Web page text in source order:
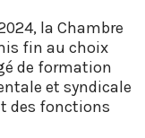
la Chambre
fin au choix
de formation
et syndicale
des fonctions